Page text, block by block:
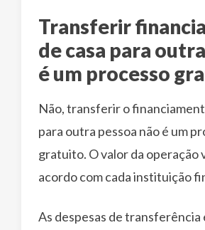
Transferir
de casa para
é um processo
Não, transferir o
para outra pessoa não é um
gratuito. O valor da operação
acordo com cada instituição
As despesas de transferência